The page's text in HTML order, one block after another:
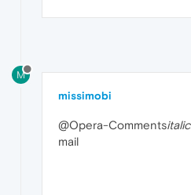
M
missimobi
@Opera-Comments
mail